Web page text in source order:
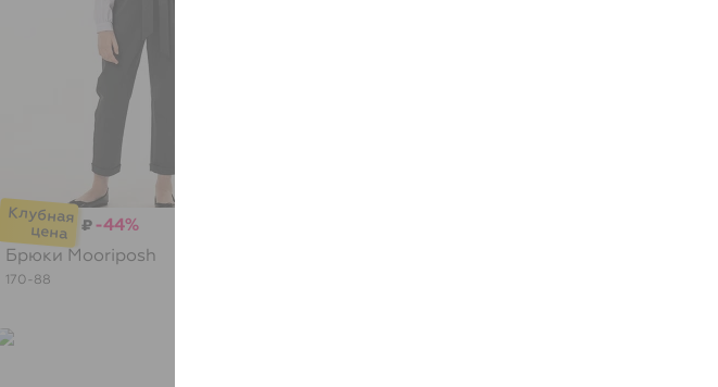
₽ -44%
БрюкиMooriposh
170-88